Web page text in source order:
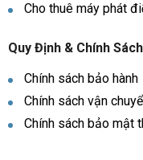
Cho thuê máy phát
Quy Định & Chính Sách
Chính sách bảo hành
Chính sách vận
Chính sách bảo mật